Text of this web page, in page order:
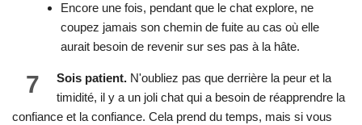
Encore une fois, pendant que le chat explore, ne
coupez jamais son chemin de fuite au cas où elle
aurait besoin de revenir sur ses pas à la hâte.
7 Sois patient. N'oubliez pas que derrière la peur et la
timidité, il y a un joli chat qui a besoin de réapprendre la
confiance et la confiance. Cela prend du temps, mais si vous